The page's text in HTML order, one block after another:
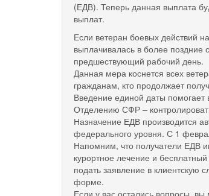
(ЕДВ). Теперь данная выплата
выплат.
Если ветеран боевых действий
выплачивалась в более поздние
предшествующий рабочий день.
Данная мера коснется всех
гражданам, кто продолжает
Введение единой даты помогает
Отделению СФР –
Назначение ЕДВ производится
федерального уровня. С 1
Напомним, что получатели ЕДВ
курортное лечение и
подать заявление в клиентскую
форме.
Если у вас остались вопросы,